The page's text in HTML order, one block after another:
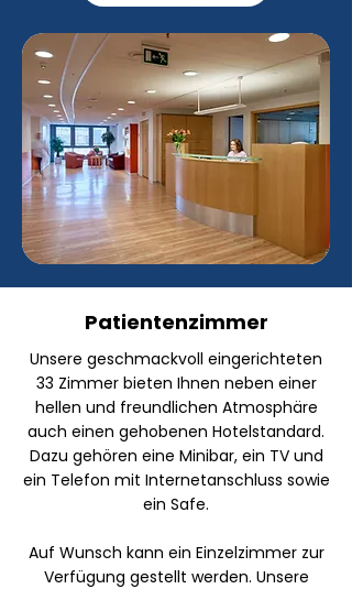
Patientenzimmer
Unsere geschmackvoll eingerichteten
33 Zimmer bieten Ihnen neben einer
hellen und freundlichen Atmosphäre
auch einen gehobenen Hotelstandard.
Dazu gehören eine Minibar, ein TV und
ein Telefon mit Internetanschluss sowie
ein Safe.
Auf Wunsch kann ein Einzelzimmer zur
Verfügung gestellt werden. Unsere